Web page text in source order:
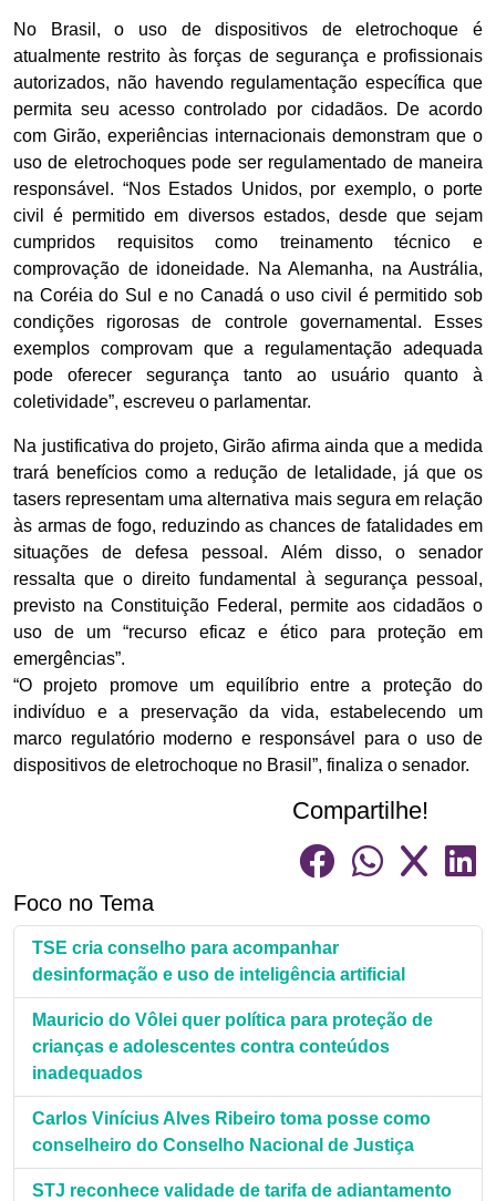
No Brasil, o uso de dispositivos de eletrochoque é
atualmente restrito às forças de segurança e profissionais
autorizados, não havendo regulamentação específica que
permita seu acesso controlado por cidadãos. De acordo
com Girão, experiências internacionais demonstram que o
uso de eletrochoques pode ser regulamentado de maneira
responsável. “Nos Estados Unidos, por exemplo, o porte
civil é permitido em diversos estados, desde que sejam
cumpridos requisitos como treinamento técnico e
comprovação de idoneidade. Na Alemanha, na Austrália,
na Coréia do Sul e no Canadá o uso civil é permitido sob
condições rigorosas de controle governamental. Esses
exemplos comprovam que a regulamentação adequada
pode oferecer segurança tanto ao usuário quanto à
coletividade”, escreveu o parlamentar.
Na justificativa do projeto, Girão afirma ainda que a medida
trará benefícios como a redução de letalidade, já que os
tasers representam uma alternativa mais segura em relação
às armas de fogo, reduzindo as chances de fatalidades em
situações de defesa pessoal. Além disso, o senador
ressalta que o direito fundamental à segurança pessoal,
previsto na Constituição Federal, permite aos cidadãos o
uso de um “recurso eficaz e ético para proteção em
emergências”.
“O projeto promove um equilíbrio entre a proteção do
indivíduo e a preservação da vida, estabelecendo um
marco regulatório moderno e responsável para o uso de
dispositivos de eletrochoque no Brasil”, finaliza o senador.
Compartilhe!
Foco no Tema
TSE cria conselho para acompanhar
desinformação e uso de inteligência artificial
Mauricio do Vôlei quer política para proteção de
crianças e adolescentes contra conteúdos
inadequados
Carlos Vinícius Alves Ribeiro toma posse como
conselheiro do Conselho Nacional de Justiça
STJ reconhece validade de tarifa de adiantamento